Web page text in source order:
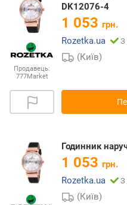
Продавець:
777Market
DK12076-4
1 053 грн.
Rozetka.ua
З
(Київ)
Годинник
1 053 грн.
Rozetka.ua
З
(Київ)